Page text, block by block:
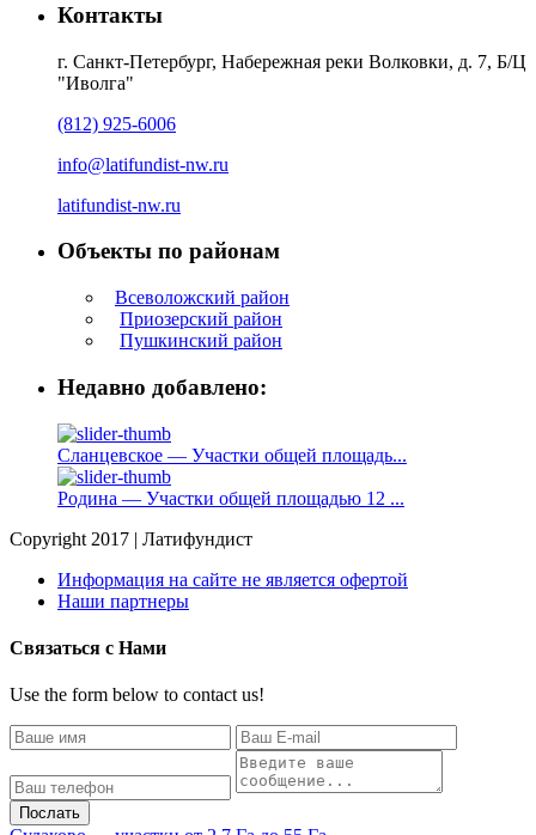
Контакты
г. Санкт-Петербург, Набережная реки Волковки, д. 7, Б/Ц
"Иволга"
(812) 925-6006
info@latifundist-nw.ru
latifundist-nw.ru
Объекты по районам
Всеволожский район
Приозерский район
Пушкинский район
Недавно добавлено:
Сланцевское — Участки общей площадь...
Родина — Участки общей площадью 12 ...
Copyright 2017 | Латифундист
Информация на сайте не является офертой
Наши партнеры
Связаться с Нами
Use the form below to contact us!
Послать